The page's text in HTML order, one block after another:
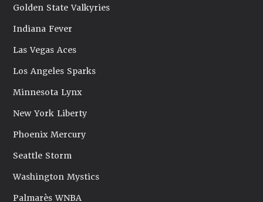
Golden State Valkyries
Indiana Fever
Las Vegas Aces
Los Angeles Sparks
Minnesota Lynx
New York Liberty
Phoenix Mercury
Seattle Storm
Washington Mystics
Palmarès WNBA